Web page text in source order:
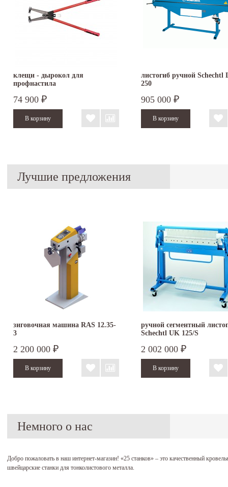
клещи - дырокол для
профнастила
74 900 ₽
листогиб ручной Schechtl
250
905 000 ₽
Лучшие предложения
зиговочная машина RAS 12.35-
3
2 200 000 ₽
ручной сегментный
Schechtl UK 125/S
2 002 000 ₽
Немного о нас
Добро пожаловать в наш интернет-магазин! «25 станков» – это качественный
швейцарские станки для тонколистового металла.